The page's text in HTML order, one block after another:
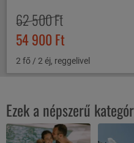
62 500 Ft
54 900 Ft
2 fő / 2 éj, reggelivel
Ezek a népszerű